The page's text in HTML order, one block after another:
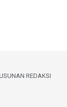
REDAKSI